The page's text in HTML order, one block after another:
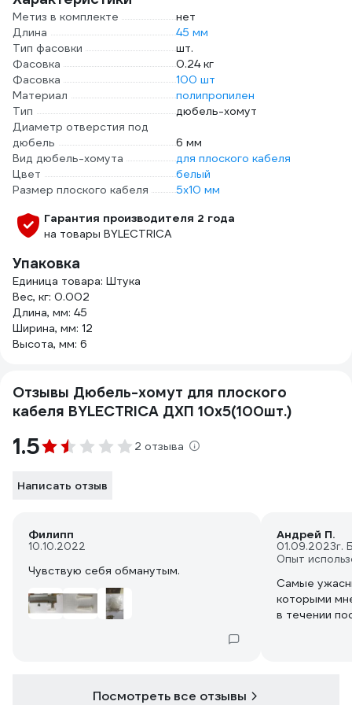
Метиз в комплекте
нет
Длина
45 мм
Тип фасовки
шт.
Фасовка
0.24 кг
Фасовка
100 шт
Материал
полипропилен
Тип
дюбель-хомут
Диаметр отверстия под
дюбель
6 мм
Вид дюбель-хомута
для плоского кабеля
Цвет
белый
Размер плоского кабеля
5х10 мм
Гарантия производителя 2 года
на товары BYLECTRICA
Упаковка
Единица товара: Штука
Вес, кг: 0.002
Длина, мм: 45
Ширина, мм: 12
Высота, мм: 6
Отзывы Дюбель-хомут для плоского
кабеля BYLECTRICA ДХП 10х5(100шт.)
1.5 2 отзыва
Написать отзыв
Филипп
10.10.2022
Чувствую себя обманутым.
Андрей П.
01.09.2023г.
Опыт
Самые
которыми
в течении
Посмотреть все отзывы